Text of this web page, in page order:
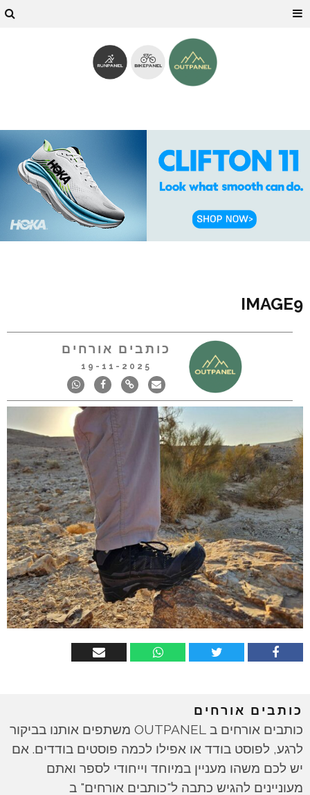
IMAGE9
כותבים אורחים
19-11-2025
כותבים אורחים
כותבים אורחים ב OUTPANEL משתפים אותנו בביקור
לרגע, לפוסט בודד או אפילו לכמה פוסטים בודדים. אם
יש לכם משהו מעניין במיוחד וייחודי לספר ואתם
מעוניינים להגיש כתבה ל"כותבים אורחים" ב